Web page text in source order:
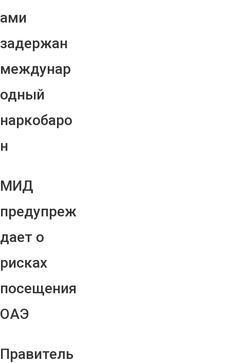
ами
задержан
междунар
одный
наркобаро
н
МИД
предупреж
дает о
рисках
посещения
ОАЭ
Правитель